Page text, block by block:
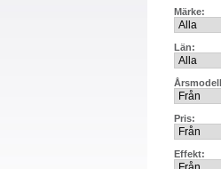
Märke:
Län:
Pris:
Effekt: